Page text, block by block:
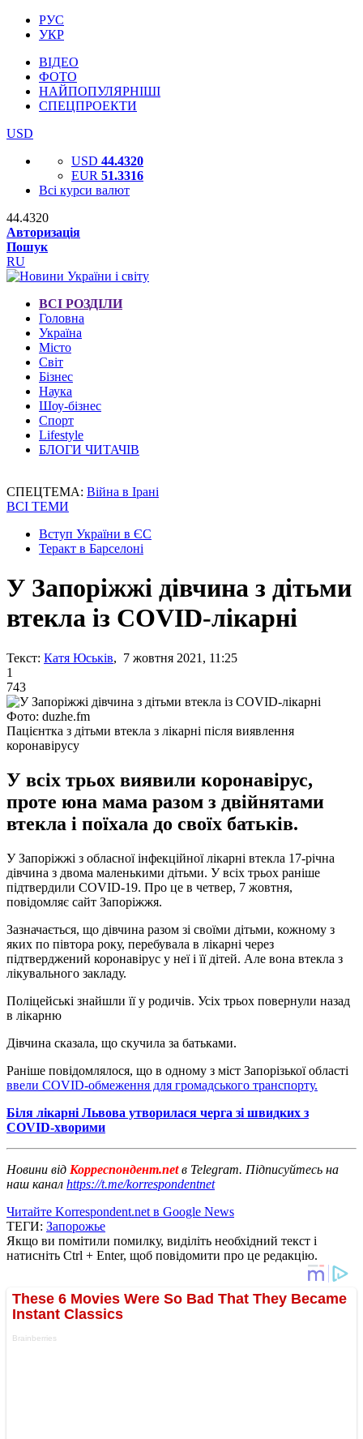
РУС
УКР
ВІДЕО
ФОТО
НАЙПОПУЛЯРНІШІ
СПЕЦПРОЕКТИ
USD
USD 44.4320
EUR 51.3316
Всі курси валют
44.4320
Авторизація
Пошук
RU
ВСІ РОЗДІЛИ
Головна
Україна
Місто
Світ
Бізнес
Наука
Шоу-бізнес
Спорт
Lifestyle
БЛОГИ ЧИТАЧІВ
СПЕЦТЕМА: Війна в Ірані
ВСІ ТЕМИ
Вступ України в ЄС
Теракт в Барселоні
У Запоріжжі дівчина з дітьми
втекла із COVID-лікарні
Текст: Катя Юськів, 7 жовтня 2021, 11:25
1
743
Фото: duzhe.fm
Пацієнтка з дітьми втекла з лікарні після виявлення
коронавірусу
У всіх трьох виявили коронавірус,
проте юна мама разом з двійнятами
втекла і поїхала до своїх батьків.
У Запоріжжі з обласної інфекційної лікарні втекла 17-річна
дівчина з двома маленькими дітьми. У всіх трьох раніше
підтвердили COVID-19. Про це в четвер, 7 жовтня,
повідомляє сайт Запоріжжя.
Зазначається, що дівчина разом зі своїми дітьми, кожному з
яких по півтора року, перебувала в лікарні через
підтверджений коронавірус у неї і її дітей. Але вона втекла з
лікувального закладу.
Поліцейські знайшли її у родичів. Усіх трьох повернули назад
в лікарню
Дівчина сказала, що скучила за батьками.
Раніше повідомлялося, що в одному з міст Запорізької області
ввели COVID-обмеження для громадського транспорту.
Біля лікарні Львова утворилася черга зі швидких з
COVID-хворими
Новини від Корреспондент.netв Telegram. Підписуйтесь на
наш канал https://t.me/korrespondentnet
Читайте Korrespondent.net в Google News
ТЕГИ: Запорожье
Якщо ви помітили помилку, виділіть необхідний текст і
натисніть Ctrl + Enter, щоб повідомити про це редакцію.